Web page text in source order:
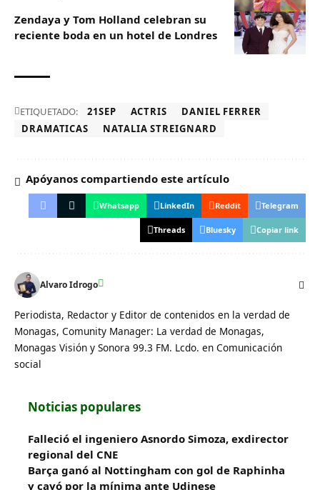
Zendaya y Tom Holland celebran su
reciente boda en un hotel de Londres
ETIQUETADO: 21SEP ACTRIS
DANIEL FERRER
DRAMATICAS
NATALIA STREIGNARD
Apóyanos compartiendo este artículo
Whatsapp LinkedIn Reddit Telegram
Threads Bluesky Copiar link
Alvaro Idrogo
Periodista, Redactor y Editor de contenidos en la verdad de
Monagas, Comunity Manager: La verdad de Monagas,
Monagas Visión y Sonora 99.3 FM. Lcdo. en Comunicación
social
Noticias populares
Falleció el ingeniero Asnordo Simoza, exdirector
regional del CNE
Barça ganó al Nottingham con gol de Raphinha
y cayó por la mínima ante Udinese